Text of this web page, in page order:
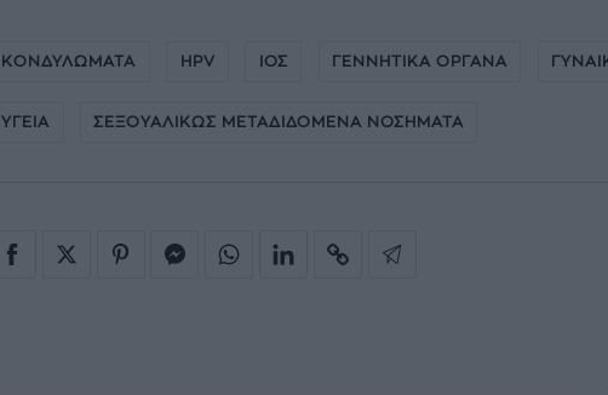
ΚΟΝΔΥΛΩΜΑΤΑ HPV ΙΟΣ ΓΕΝΝΗΤΙΚΑ ΟΡΓΑΝΑ
ΥΓΕΙΑ ΣΕΞΟΥΑΛΙΚΩΣ ΜΕΤΑΔΙΔΟΜΕΝΑ ΝΟΣΗΜΑΤΑ